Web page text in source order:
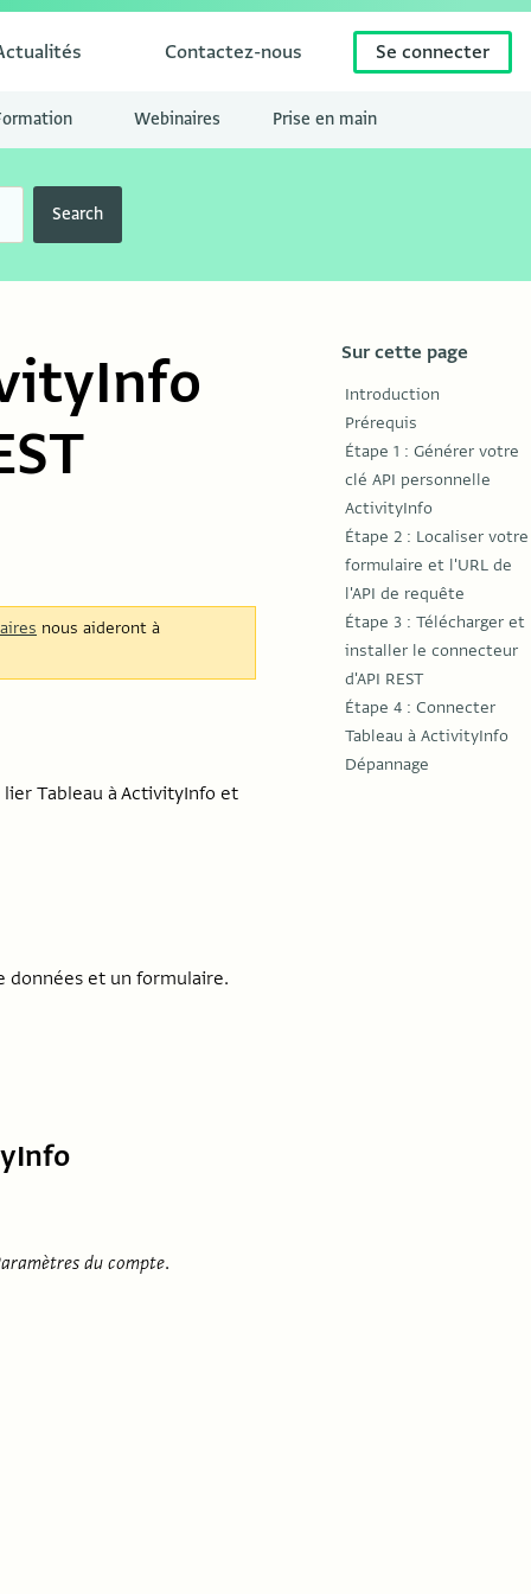
Contactez-nous Se connecter
Webinaires Prise en main
Search
Sur cette page
Introduction
Prérequis
Étape 1 : Générer votre
clé API personnelle
ActivityInfo
Étape 2 : Localiser votre
formulaire et l'URL de
l'API de requête
Étape 3 : Télécharger et
installer le connecteur
d'API REST
Étape 4 : Connecter
Tableau à ActivityInfo
Dépannage
nous aideront à
Tableau à ActivityInfo et
données et un formulaire.
du compte.